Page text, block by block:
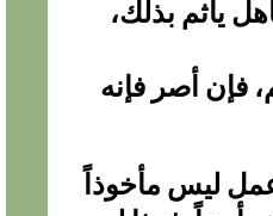
يأثم بذلك،
فإن أصر فإنه
ليس مأخوذاً